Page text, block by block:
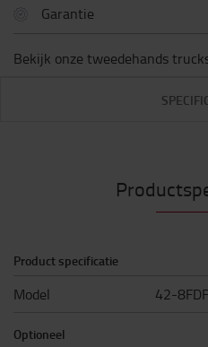
Garantie
Bekijk onze tweedehands
Product specificatie
Model 42-
Optioneel